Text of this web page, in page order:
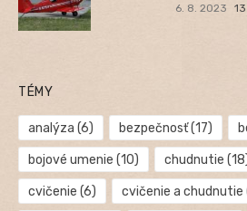
6. 8. 2023
TÉMY
analýza (6) bezpečnosť(17)
bojové umenie (10) chudnutie
cvičenie (6) cvičenie a chudnutie